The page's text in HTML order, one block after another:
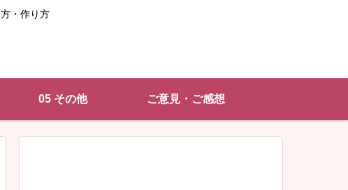
・作り方
05 その他 ご意見・ご感想